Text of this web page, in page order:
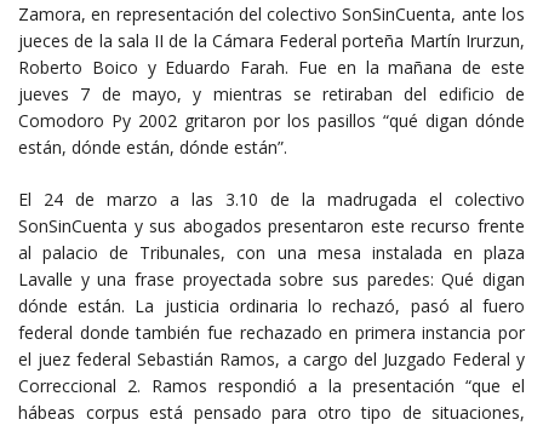
Zamora, en representación del colectivo SonSinCuenta, ante los
jueces de la sala II de la Cámara Federal porteña Martín Irurzun,
Roberto Boico y Eduardo Farah. Fue en la mañana de este
jueves 7 de mayo, y mientras se retiraban del edificio de
Comodoro Py 2002 gritaron por los pasillos “qué digan dónde
están, dónde están, dónde están”.
El 24 de marzo a las 3.10 de la madrugada el colectivo
SonSinCuenta y sus abogados presentaron este recurso frente
al palacio de Tribunales, con una mesa instalada en plaza
Lavalle y una frase proyectada sobre sus paredes: Qué digan
dónde están. La justicia ordinaria lo rechazó, pasó al fuero
federal donde también fue rechazado en primera instancia por
el juez federal Sebastián Ramos, a cargo del Juzgado Federal y
Correccional 2. Ramos respondió a la presentación “que el
hábeas corpus está pensado para otro tipo de situaciones,